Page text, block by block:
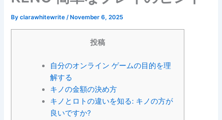
Byclarawhitewrite/ November 6, 2025
投稿
自分のオンライン ゲームの目的を理
解する
キノの金額の決め方
キノとロトの違いを知る: キノの方が
良いですか?